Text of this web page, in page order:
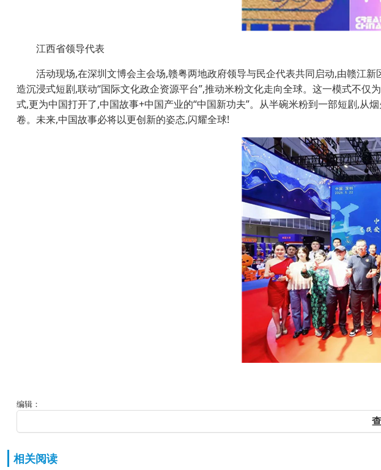
江西省领导代表
活动现场,在深圳文博会主会场,赣粤两地政府领导与民企代表共同启动,由赣江
造沉浸式短剧,联动“国际文化政企资源平台”,推动米粉文化走向全球。这一模式不仅
式,更为中国打开了,中国故事+中国产业的“中国新功夫”。从半碗米粉到一部短剧,从
卷。未来,中国故事必将以更创新的姿态,闪耀全球!
编辑：
相关阅读